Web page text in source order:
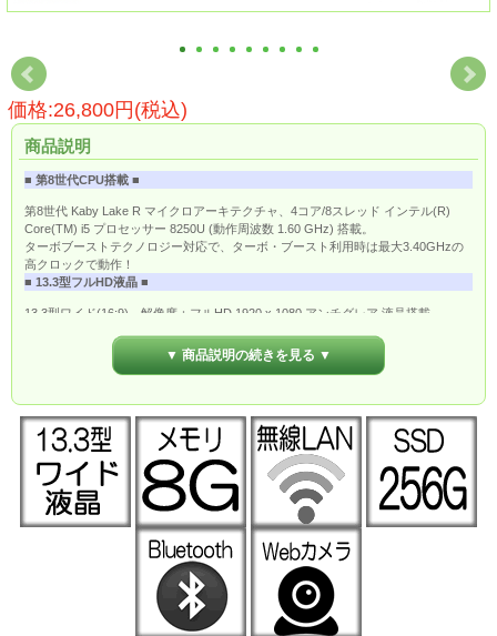
価格:26,800円(税込)
商品説明
■ 第8世代CPU搭載 ■
第8世代 Kaby Lake R マイクロアーキテクチャ、4コア/8スレッド インテル(R)
Core(TM) i5 プロセッサー 8250U (動作周波数 1.60 GHz) 搭載。
ターボブーストテクノロジー対応で、ターボ・ブースト利用時は最大3.40GHzの
高クロックで動作！
■ 13.3型フルHD液晶 ■
13.3型ワイド(16:9)、解像度：フルHD 1920 x 1080 アンチグレア 液晶搭載。
高速無線LAN規格「IEEE802.11ac」に対応したワイヤレスLAN搭載なので、ワイ
ヤレスでも高速なネット通信が可能です。
OSは Windows 11 Pro 64bit 導入済み、届いてすぐに使えます。
■ オススメのポイント ■
高速ストレージ m.2SSD256GBを搭載ですので快適に動作します。
HDMI出力端子付きなので、リビングの大画面液晶テレビにも出力可能。
Webカメラ搭載ですのでリモートワークやライブ配信などにも活用可能です。
Bluetooth搭載ですので、様々な対応機器がワイヤレスで繋がります。
薄型でスタイリッシュなデザインのモバイルノートパソコンです。
▼ 商品説明の続きを見る ▼